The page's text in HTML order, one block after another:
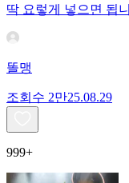
딱 요렇게 넣으면 됩
똘맹
조회수 2만25.08.29
999+